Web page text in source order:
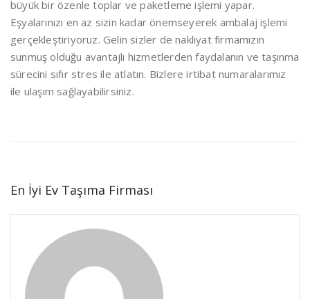
büyük bir özenle toplar ve paketleme işlemi yapar.
Eşyalarınızı en az sizin kadar önemseyerek ambalaj işlemi
gerçekleştiriyoruz. Gelin sizler de nakliyat firmamızın
sunmuş olduğu avantajlı hizmetlerden faydalanın ve taşınma
sürecini sıfır stres ile atlatın. Bizlere irtibat numaralarımız
ile ulaşım sağlayabilirsiniz.
En İyi Ev Taşıma Firması